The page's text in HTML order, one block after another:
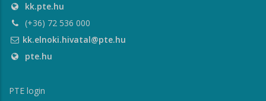
kk.pte.hu
(+36) 72 536 000
kk.elnoki.hivatal@pte.hu
pte.hu
PTE login